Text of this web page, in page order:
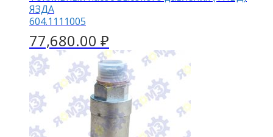
ЯЗДА
604.1111005
77,680.00 ₽